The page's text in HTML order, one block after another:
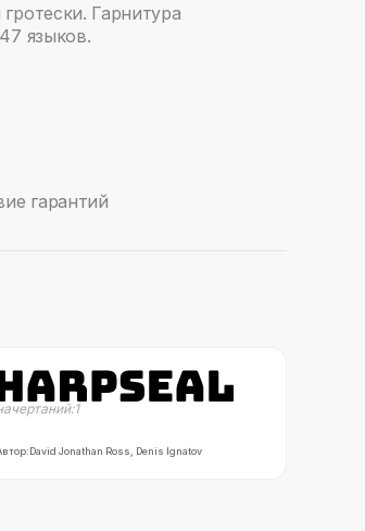
Гарнитура
языков.
гарантий
1
David Jonathan Ross, Denis Ignatov